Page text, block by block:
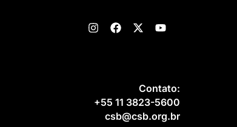
Contato:
+55 11 3823-5600
csb@csb.org.br